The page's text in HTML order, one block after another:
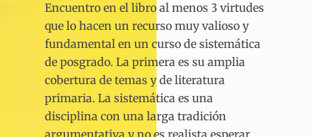
Encuentro en el libro al menos 3 virtudes
que lo hacen un recurso muy valioso y
fundamental en un curso de sistemática
de posgrado. La primera es su amplia
cobertura de temas y de literatura
primaria. La sistemática es una
disciplina con una larga tradición
argumentativa y no es realista esperar